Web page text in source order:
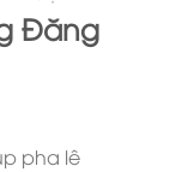
Đăng
pha lê